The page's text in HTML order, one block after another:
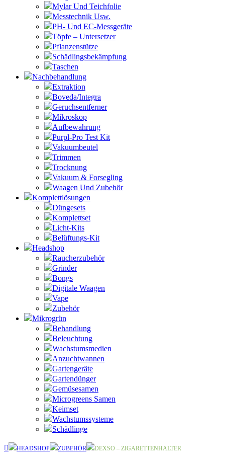
Mylar Und Teichfolie
Messtechnik Usw.
PH- Und EC-Messgeräte
Töpfe – Untersetzer
Pflanzenstütze
Schädlingsbekämpfung
Taschen
Nachbehandlung
Extraktion
Boveda/Integra
Geruchsentferner
Mikroskop
Aufbewahrung
Purpl-Pro Test Kit
Vakuumbeutel
Trimmen
Trocknung
Vakuum & Forsegling
Waagen Und Zubehör
Komplettlösungen
Düngesets
Komplettset
Licht-Kits
Belüftungs-Kit
Headshop
Raucherzubehör
Grinder
Bongs
Digitale Waagen
Vape
Zubehör
Mikrogrün
Behandlung
Beleuchtung
Wachstumsmedien
Anzuchtwannen
Gartengeräte
Gartendünger
Gemüsesamen
Microgreens Samen
Keimset
Wachstumssysteme
Schädlinge
HEADSHOP ZUBEHÖR DEXSO – ZIGARETTENHALTER